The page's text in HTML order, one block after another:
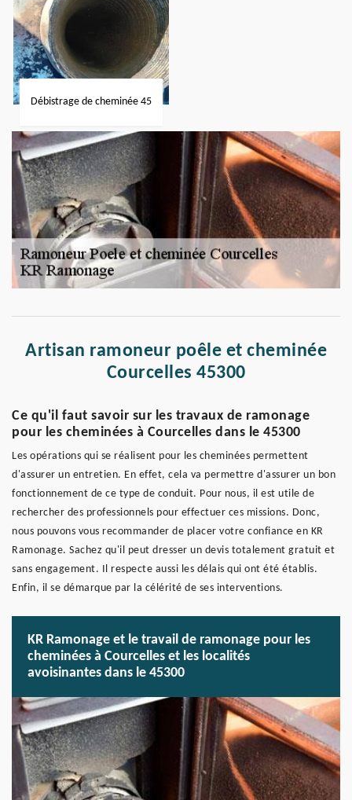
Débistrage de cheminée 45
Artisan ramoneur poêle et cheminée
Courcelles 45300
Ce qu'il faut savoir sur les travaux de ramonage
pour les cheminées à Courcelles dans le 45300
Les opérations qui se réalisent pour les cheminées permettent
d'assurer un entretien. En effet, cela va permettre d'assurer un bon
fonctionnement de ce type de conduit. Pour nous, il est utile de
rechercher des professionnels pour effectuer ces missions. Donc,
nous pouvons vous recommander de placer votre confiance en KR
Ramonage. Sachez qu'il peut dresser un devis totalement gratuit et
sans engagement. Il respecte aussi les délais qui ont été établis.
Enfin, il se démarque par la célérité de ses interventions.
KR Ramonage et le travail de ramonage pour les
cheminées à Courcelles et les localités
avoisinantes dans le 45300